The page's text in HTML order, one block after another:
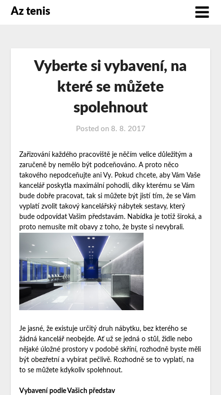
Az tenis
Vyberte si vybavení, na
které se můžete
spolehnout
Posted on 8. 8. 2017
Zařizování každého pracoviště je něčím velice důležitým a
zaručeně by nemělo být podceňováno. A proto něco
takového nepodceňujte ani Vy. Pokud chcete, aby Vám Vaše
kancelář poskytla maximální pohodlí, díky kterému se Vám
bude dobře pracovat, tak si můžete být jistí tím, že se Vám
vyplatí zvolit takový kancelářský nábytek sestavy, který
bude odpovídat Vašim představám. Nabídka je totiž široká, a
proto nemusíte mít obavy z toho, že byste si nevybrali.
Je jasné, že existuje určitý druh nábytku, bez kterého se
žádná kancelář neobejde. Ať už se jedná o stůl, židle nebo
nějaké úložné prostory v podobě skříní, rozhodně byste měli
být obezřetní a vybírat pečlivě. Rozhodně se to vyplatí, na
to se můžete kdykoliv spolehnout.
Vybavení podle Vašich představ